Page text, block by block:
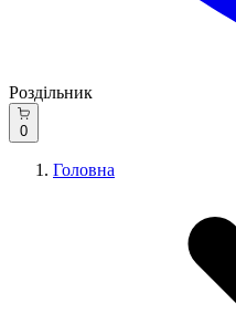
Роздільник
0
Головна